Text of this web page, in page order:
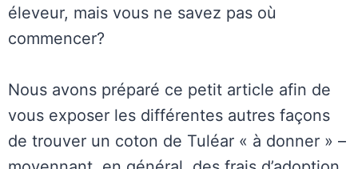
éleveur, mais vous ne savez pas où
commencer?
Nous avons préparé ce petit article afin de
vous exposer les différentes autres façons
de trouver un coton de Tuléar « à donner » –